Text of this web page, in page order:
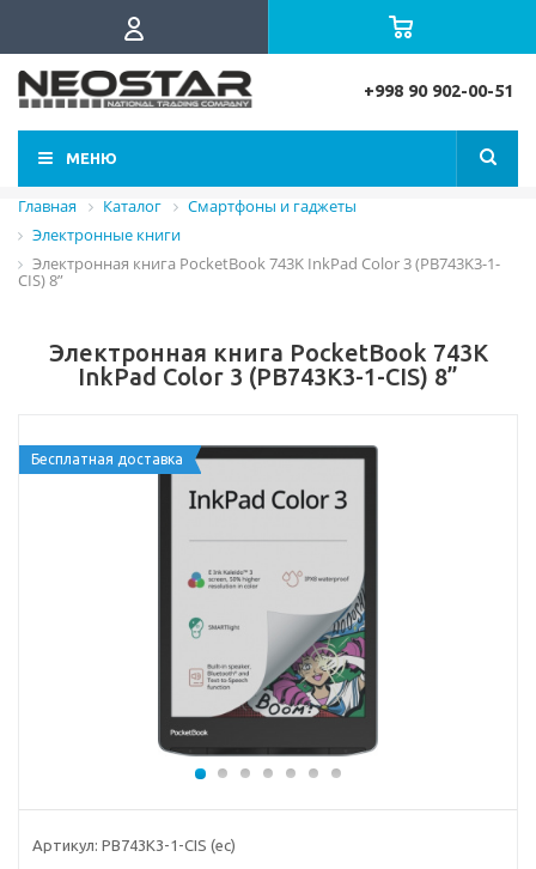
+998 90 902-00-51
МЕНЮ
Главная Каталог
Смартфоны и гаджеты
Электронные книги
Электронная книга PocketBook 743K InkPad Color 3 (PB743K3-1-
CIS) 8”
Электронная книга PocketBook 743K
InkPad Color 3 (PB743K3-1-CIS) 8”
Бесплатная доставка
Артикул: PB743K3-1-CIS (ec)